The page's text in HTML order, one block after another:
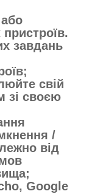
завдань
свій
зі своєю
/
від
Google